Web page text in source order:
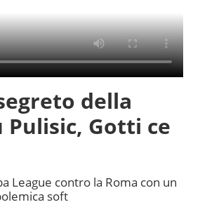
della
Gotti ce
League contro la Roma con un
soft